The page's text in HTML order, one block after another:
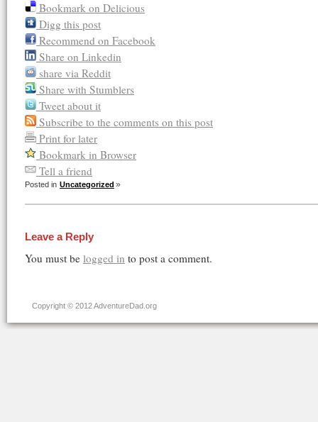
Bookmark on Delicious
Digg this post
Recommend on Facebook
Share on Linkedin
share via Reddit
Share with Stumblers
Tweet about it
Subscribe to the comments on this post
Print for later
Bookmark in Browser
Tell a friend
Posted in Uncategorized
Leave a Reply
You must be logged in to post a comment.
Copyright © 2012 AdventureDad.org